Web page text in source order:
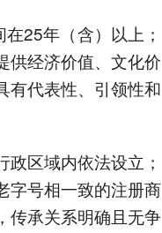
25年（含）以上；
供经济价值、文化价
有代表性、引领性和
区域内依法设立；
字号相一致的注册商
传承关系明确且无争